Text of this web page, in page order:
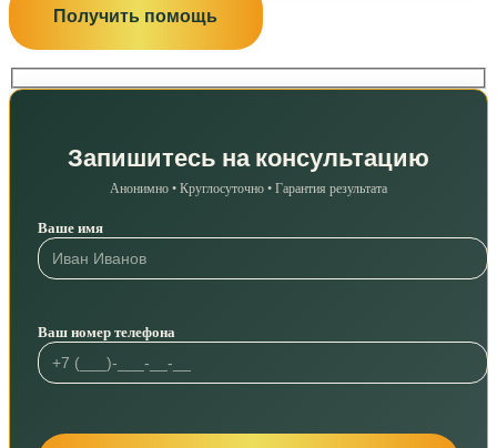
Получить помощь
Запишитесь на консультацию
Анонимно • Круглосуточно • Гарантия результата
Ваше имя
Ваш номер телефона